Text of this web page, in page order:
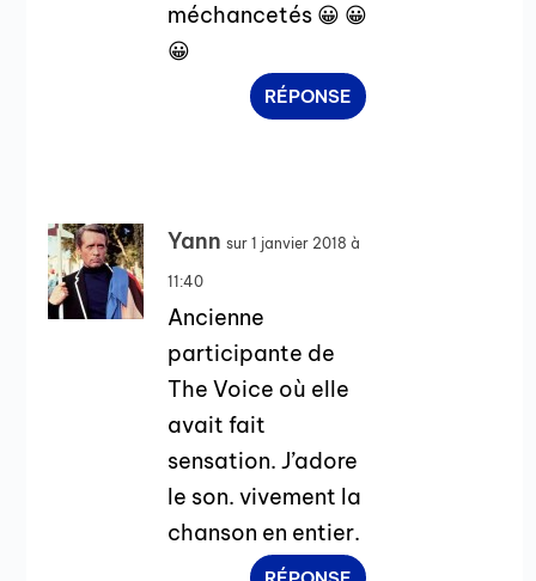
méchancetés 😀 😀
😀
RÉPONSE
Yann sur 1 janvier 2018 à
11:40
Ancienne
participante de
The Voice où elle
avait fait
sensation. J’adore
le son. vivement la
chanson en entier.